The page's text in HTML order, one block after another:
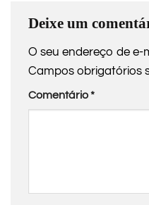
Deixe um
O seu endereço de e-
Campos obrigatórios
Comentário*